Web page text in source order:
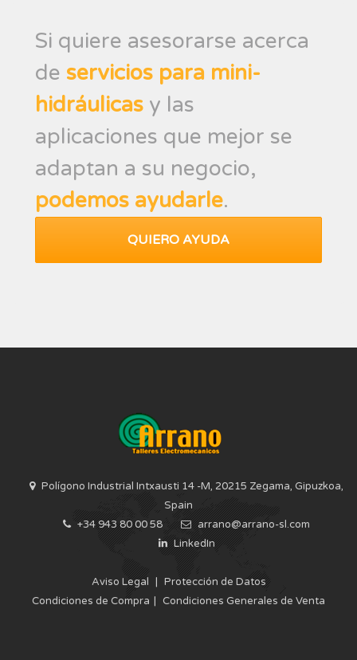
Si quiere asesorarse acerca
de servicios para mini-
hidráulicas y las
aplicaciones que mejor se
adaptan a su negocio,
podemos ayudarle.
QUIERO AYUDA
Polígono Industrial Intxausti 14 -M, 20215 Zegama, Gipuzkoa,
Spain
+34 943 80 00 58
arrano@arrano-sl.com
LinkedIn
Aviso Legal
Protección de Datos
Condiciones de Compra
Condiciones Generales de Venta